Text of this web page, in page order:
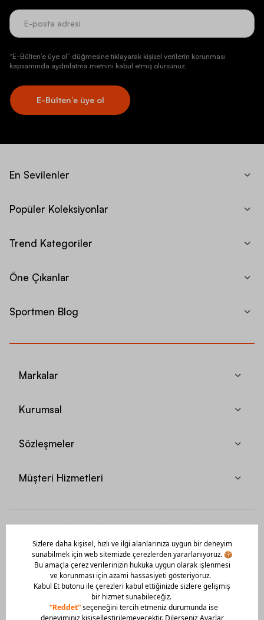
“E-Bülten’e üye ol” düğmesine tıklayarak kişisel verilerin korunması
kapsamında aydınlatma metnini kabul etmiş olursunuz.
E-Bülten’e üye ol
En Sevilenler
Popüler Koleksiyonlar
Trend Kategoriler
Öne Çıkanlar
Sportmen Blog
Markalar
Kurumsal
Sözleşmeler
Müşteri Hizmetleri
Mobil Uygulamamızı Hemen İndir!